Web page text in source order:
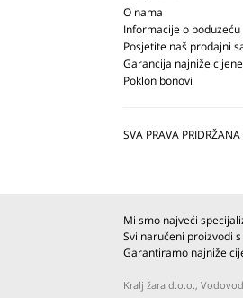
O nama
Informacije o poduzeću
Posjetite naš prodajni
Garancija najniže cijene
Poklon bonovi
SVA PRAVA
Mi smo najveći
Svi naručeni proizvodi
Garantiramo najniže
Kralj žara d.o.o.,